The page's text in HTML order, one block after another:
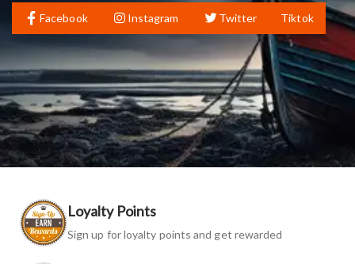
Facebook
Instagram Twitter Tiktok
Loyalty Points
Sign up for loyalty points and get rewarded